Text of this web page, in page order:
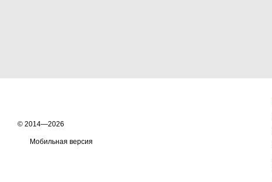
© 2014—2026
Мобильная версия